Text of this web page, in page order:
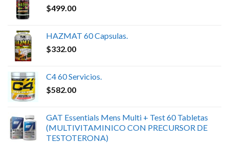
$499.00
HAZMAT 60 Capsulas.
$332.00
C4 60 Servicios.
$582.00
GAT Essentials Mens Multi + Test 60 Tabletas
(MULTIVITAMINICO CON PRECURSOR DE
TESTOTERONA)